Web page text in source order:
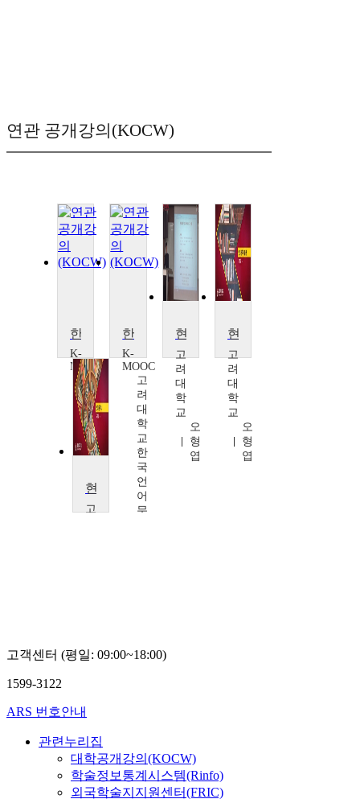
연관 공개강의(KOCW)
K-
MOOC
고
려
대
학
교
한
언
어
문
종
춘
기,
이
경
K-
MOOC
고
려
대
학
교
한
국
언
어
문
종
기,
이
경
고
려
대
학
교
오
형
엽
고
려
대
학
교
오
형
엽
고
고객센터 (평일: 09:00~18:00)
1599-3122
ARS 번호안내
관련누리집
대학공개강의(KOCW)
학술정보통계시스템(Rinfo)
외국학술지지원센터(FRIC)